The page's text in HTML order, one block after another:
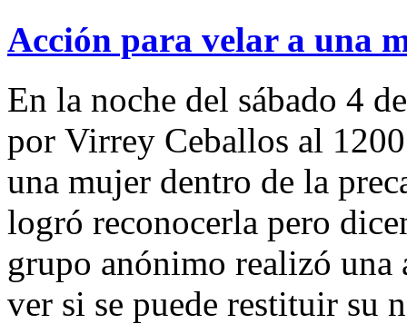
Acción para velar a una
En la noche del sábado 4
por Virrey Ceballos al
una mujer dentro de la
logró reconocerla pero
grupo anónimo realizó
ver si se puede restituir su